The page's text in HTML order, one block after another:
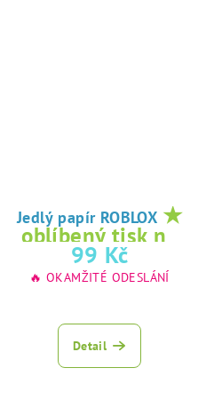
Jedlý papír ROBLOX ★
oblíbený tisk na
jedlý papír
99 Kč
🔥 OKAMŽITÉ ODESLÁNÍ
Detail